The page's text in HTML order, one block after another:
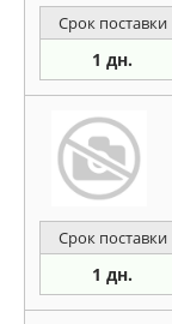
Срок поставки
1 дн.
Срок поставки
1 дн.